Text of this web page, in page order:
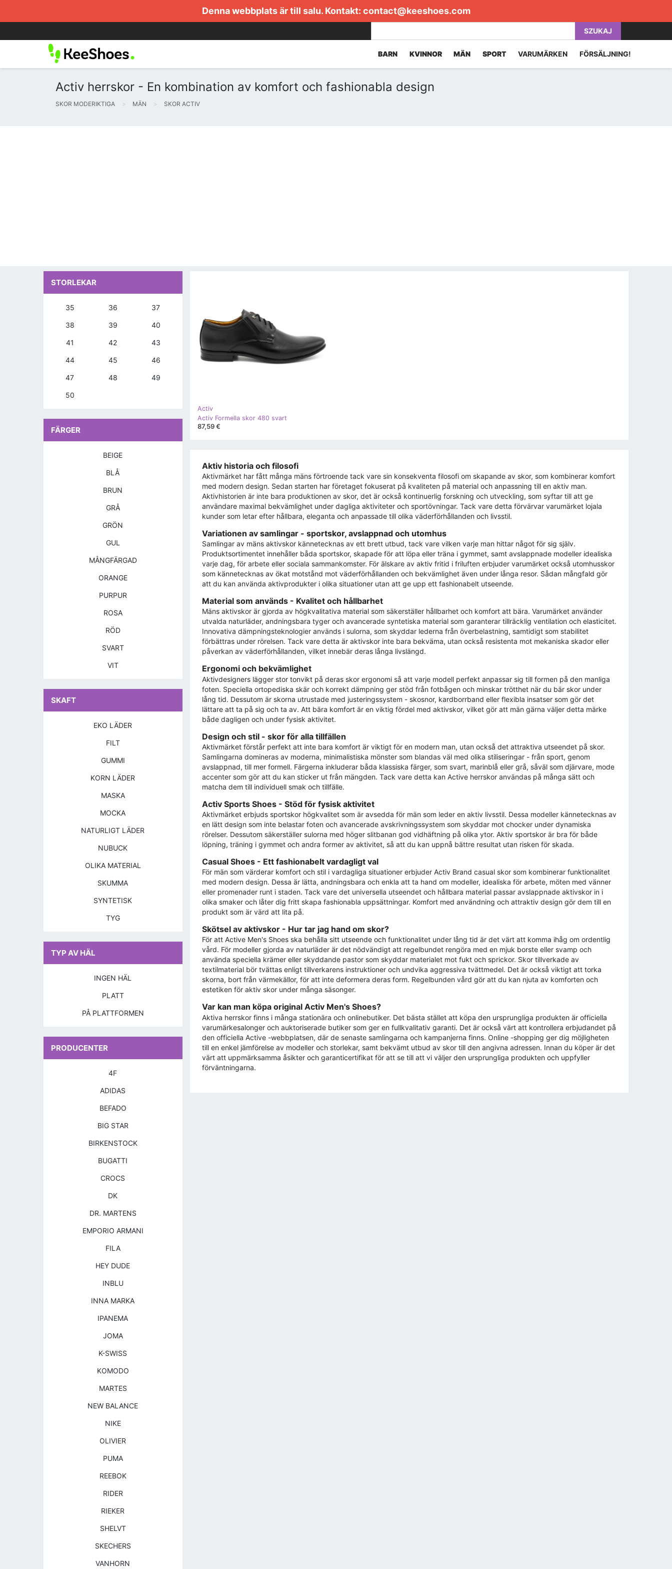
Denna webbplats är till salu. Kontakt: contact@keeshoes.com
SZUKAJ
BARN KVINNOR MÄN SPORT VARUMÄRKEN FÖRSÄLJNING!
Activ herrskor - En kombination av komfort och fashionabla design
SKOR MODERIKTIGA MÄN SKOR ACTIV
Activ
Activ Formella skor 480 svart
87,59 €
Aktiv historia och filosofi
Aktivmärket har fått många mäns förtroende tack vare sin konsekventa filosofi om skapande av skor, som kombinerar komfort
med modern design. Sedan starten har företaget fokuserat på kvaliteten på material och anpassning till en aktiv man.
Aktivhistorien är inte bara produktionen av skor, det är också kontinuerlig forskning och utveckling, som syftar till att ge
användare maximal bekvämlighet under dagliga aktiviteter och sportövningar. Tack vare detta förvärvar varumärket lojala
kunder som letar efter hållbara, eleganta och anpassade till olika väderförhållanden och livsstil.
Variationen av samlingar - sportskor, avslappnad och utomhus
Samlingar av mäns aktivskor kännetecknas av ett brett utbud, tack vare vilken varje man hittar något för sig själv.
Produktsortimentet innehåller båda sportskor, skapade för att löpa eller träna i gymmet, samt avslappnade modeller idealiska
varje dag, för arbete eller sociala sammankomster. För älskare av aktiv fritid i friluften erbjuder varumärket också utomhusskor
som kännetecknas av ökat motstånd mot väderförhållanden och bekvämlighet även under långa resor. Sådan mångfald gör
att du kan använda aktivprodukter i olika situationer utan att ge upp ett fashionabelt utseende.
Material som används - Kvalitet och hållbarhet
Mäns aktivskor är gjorda av högkvalitativa material som säkerställer hållbarhet och komfort att bära. Varumärket använder
utvalda naturläder, andningsbara tyger och avancerade syntetiska material som garanterar tillräcklig ventilation och elasticitet.
Innovativa dämpningsteknologier används i sulorna, som skyddar lederna från överbelastning, samtidigt som stabilitet
förbättras under rörelsen. Tack vare detta är aktivskor inte bara bekväma, utan också resistenta mot mekaniska skador eller
påverkan av väderförhållanden, vilket innebär deras långa livslängd.
Ergonomi och bekvämlighet
Aktivdesigners lägger stor tonvikt på deras skor ergonomi så att varje modell perfekt anpassar sig till formen på den manliga
foten. Speciella ortopediska skär och korrekt dämpning ger stöd från fotbågen och minskar trötthet när du bär skor under
lång tid. Dessutom är skorna utrustade med justeringssystem - skosnor, kardborrband eller flexibla insatser som gör det
lättare att ta på sig och ta av. Att bära komfort är en viktig fördel med aktivskor, vilket gör att män gärna väljer detta märke
både dagligen och under fysisk aktivitet.
Design och stil - skor för alla tillfällen
Aktivmärket förstår perfekt att inte bara komfort är viktigt för en modern man, utan också det attraktiva utseendet på skor.
Samlingarna domineras av moderna, minimalistiska mönster som blandas väl med olika stiliseringar - från sport, genom
avslappnad, till mer formell. Färgerna inkluderar båda klassiska färger, som svart, marinblå eller grå, såväl som djärvare, mode
accenter som gör att du kan sticker ut från mängden. Tack vare detta kan Active herrskor användas på många sätt och
matcha dem till individuell smak och tillfälle.
Activ Sports Shoes - Stöd för fysisk aktivitet
Aktivmärket erbjuds sportskor högkvalitet som är avsedda för män som leder en aktiv livsstil. Dessa modeller kännetecknas av
en lätt design som inte belastar foten och avancerade avskrivningssystem som skyddar mot chocker under dynamiska
rörelser. Dessutom säkerställer sulorna med höger slitbanan god vidhäftning på olika ytor. Aktiv sportskor är bra för både
löpning, träning i gymmet och andra former av aktivitet, så att du kan uppnå bättre resultat utan risken för skada.
Casual Shoes - Ett fashionabelt vardagligt val
För män som värderar komfort och stil i vardagliga situationer erbjuder Activ Brand casual skor som kombinerar funktionalitet
med modern design. Dessa är lätta, andningsbara och enkla att ta hand om modeller, idealiska för arbete, möten med vänner
eller promenader runt i staden. Tack vare det universella utseendet och hållbara material passar avslappnade aktivskor in i
olika smaker och låter dig fritt skapa fashionabla uppsättningar. Komfort med användning och attraktiv design gör dem till en
produkt som är värd att lita på.
Skötsel av aktivskor - Hur tar jag hand om skor?
För att Active Men's Shoes ska behålla sitt utseende och funktionalitet under lång tid är det värt att komma ihåg om ordentlig
vård. För modeller gjorda av naturläder är det nödvändigt att regelbundet rengöra med en mjuk borste eller svamp och
använda speciella krämer eller skyddande pastor som skyddar materialet mot fukt och sprickor. Skor tillverkade av
textilmaterial bör tvättas enligt tillverkarens instruktioner och undvika aggressiva tvättmedel. Det är också viktigt att torka
skorna, bort från värmekällor, för att inte deformera deras form. Regelbunden vård gör att du kan njuta av komforten och
estetiken för aktiv skor under många säsonger.
Var kan man köpa original Activ Men's Shoes?
Aktiva herrskor finns i många stationära och onlinebutiker. Det bästa stället att köpa den ursprungliga produkten är officiella
varumärkesalonger och auktoriserade butiker som ger en fullkvalitativ garanti. Det är också värt att kontrollera erbjudandet på
den officiella Active -webbplatsen, där de senaste samlingarna och kampanjerna finns. Online -shopping ger dig möjligheten
till en enkel jämförelse av modeller och storlekar, samt bekvämt utbud av skor till den angivna adressen. Innan du köper är det
värt att uppmärksamma åsikter och garanticertifikat för att se till att vi väljer den ursprungliga produkten och uppfyller
förväntningarna.
STORLEKAR
35 36 37
38 39 40
41 42 43
44 45 46
47 48 49
50
FÄRGER
BEIGE
BLÅ
BRUN
GRÅ
GRÖN
GUL
MÅNGFÄRGAD
ORANGE
PURPUR
ROSA
RÖD
SVART
VIT
SKAFT
EKO LÄDER
FILT
GUMMI
KORN LÄDER
MASKA
MOCKA
NATURLIGT LÄDER
NUBUCK
OLIKA MATERIAL
SKUMMA
SYNTETISK
TYG
TYP AV HÄL
INGEN HÄL
PLATT
PÅ PLATTFORMEN
PRODUCENTER
4F
ADIDAS
BEFADO
BIG STAR
BIRKENSTOCK
BUGATTI
CROCS
DK
DR. MARTENS
EMPORIO ARMANI
FILA
HEY DUDE
INBLU
INNA MARKA
IPANEMA
JOMA
K-SWISS
KOMODO
MARTES
NEW BALANCE
NIKE
OLIVIER
PUMA
REEBOK
RIDER
RIEKER
SHELVT
SKECHERS
VANHORN